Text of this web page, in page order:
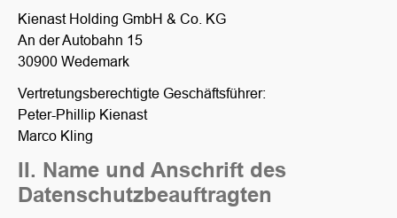
Kienast Holding GmbH & Co. KG
An der Autobahn 15
30900 Wedemark
Vertretungsberechtigte Geschäftsführer:
Peter-Phillip Kienast
Marco Kling
II. Name und Anschrift des
Datenschutzbeauftragten